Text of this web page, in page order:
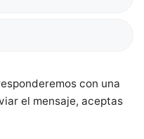
con una
el mensaje, aceptas